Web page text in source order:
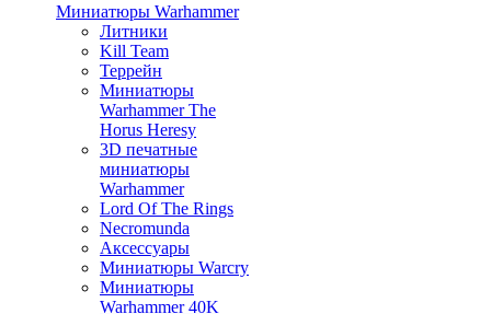
Миниатюры Warhammer
Литники
Kill Team
Террейн
Миниатюры
Warhammer The
Horus Heresy
3D печатные
миниатюры
Warhammer
Lord Of The Rings
Necromunda
Аксессуары
Миниатюры Warcry
Миниатюры
Warhammer 40K